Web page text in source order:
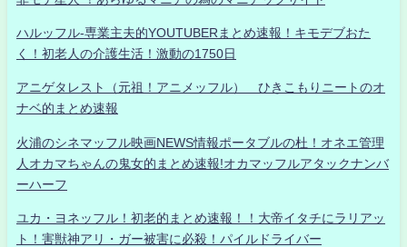
ハルッフル-専業主夫的YOUTUBERまとめ速報！キモデブおた
く！初老人の介護生活！激動の1750日
アニゲタレスト（元祖！アニメッフル） ひきこもりニートのオ
ナベ的まとめ速報
火浦のシネマッフル映画NEWS情報ポータブルの杜！オネエ管理
人オカマちゃんの鬼女的まとめ速報!オカマッフルアタックナンバ
ーハーフ
ユカ・ヨネッフル！初老的まとめ速報！！大帝イタチにラリアッ
ト！害獣神アリ・ガー被害に必殺！パイルドライバー